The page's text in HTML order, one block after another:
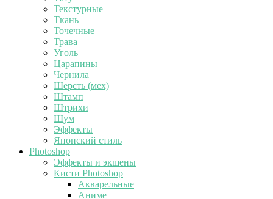
Текстурные
Ткань
Точечные
Трава
Уголь
Царапины
Чернила
Шерсть (мех)
Штамп
Штрихи
Шум
Эффекты
Японский стиль
Photoshop
Эффекты и экшены
Кисти Photoshop
Акварельные
Аниме